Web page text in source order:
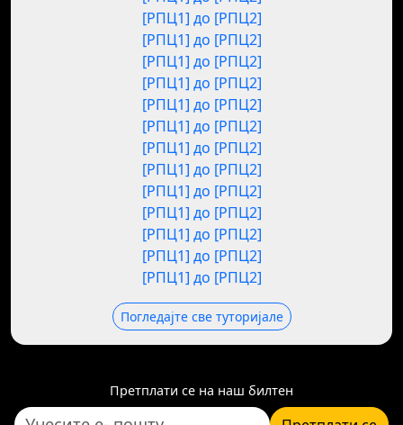
[РПЦ1] до [РПЦ2]
[РПЦ1] до [РПЦ2]
[РПЦ1] до [РПЦ2]
[РПЦ1] до [РПЦ2]
[РПЦ1] до [РПЦ2]
[РПЦ1] до [РПЦ2]
[РПЦ1] до [РПЦ2]
[РПЦ1] до [РПЦ2]
[РПЦ1] до [РПЦ2]
[РПЦ1] до [РПЦ2]
[РПЦ1] до [РПЦ2]
[РПЦ1] до [РПЦ2]
[РПЦ1] до [РПЦ2]
Погледајте све туторијале
Претплати се на наш билтен